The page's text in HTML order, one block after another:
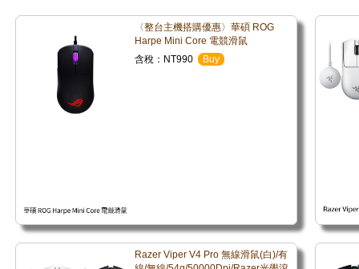
〈整台主機搭購優惠〉華碩 ROG
Harpe Mini Core 電競滑鼠
含稅：NT990
Buy
Razer Viper V4 Pro 無線滑鼠(白)/有